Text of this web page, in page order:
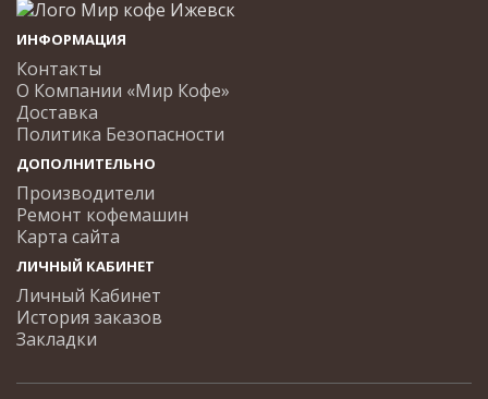
ИНФОРМАЦИЯ
Контакты
О Компании «Мир Кофе»
Доставка
Политика Безопасности
ДОПОЛНИТЕЛЬНО
Производители
Ремонт кофемашин
Карта сайта
ЛИЧНЫЙ КАБИНЕТ
Личный Кабинет
История заказов
Закладки